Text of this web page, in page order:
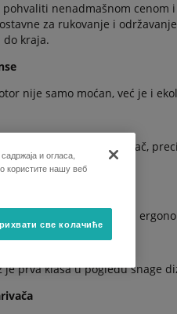
pohvaliti nenadmašnom cenom
za rukovanje i
kraja.
nije samo moćan, već je i
ili 8F/4R manuelni menjač,
udobnošću i
prva klasa u pogledu snage
и огласа,
користите нашу веб
све колачиће